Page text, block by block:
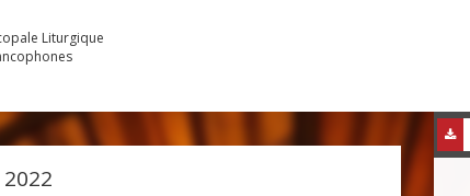
Liturgique
2022